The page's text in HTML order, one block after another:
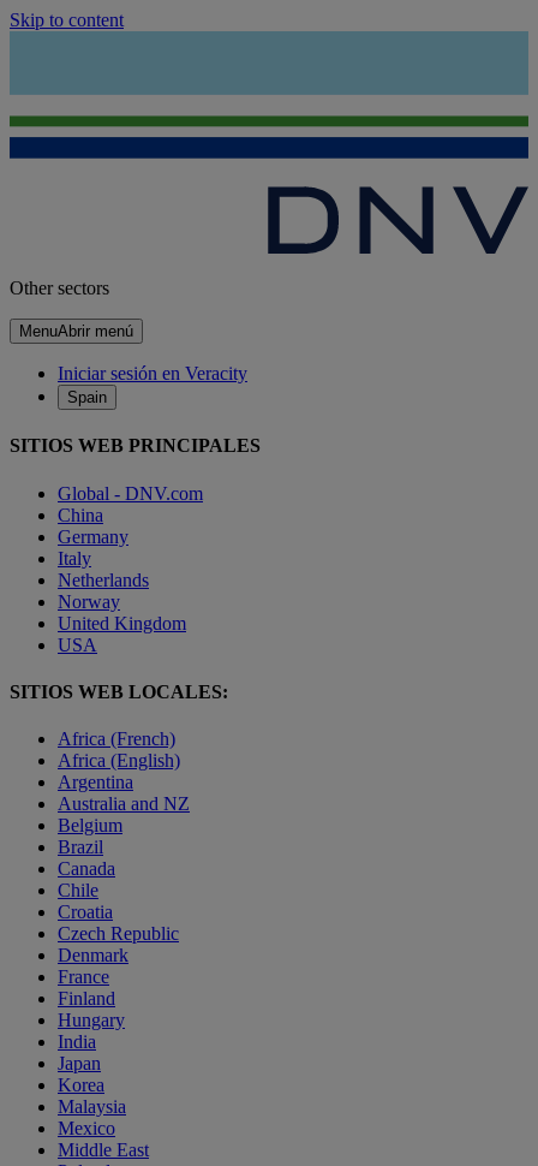
Skip to content
Other sectors
MenuAbrir menú
Iniciar sesión en Veracity
Spain
SITIOS WEB PRINCIPALES
Global - DNV.com
China
Germany
Italy
Netherlands
Norway
United Kingdom
USA
SITIOS WEB LOCALES:
Africa (French)
Africa (English)
Argentina
Australia and NZ
Belgium
Brazil
Canada
Chile
Croatia
Czech Republic
Denmark
France
Finland
Hungary
India
Japan
Korea
Malaysia
Mexico
Middle East